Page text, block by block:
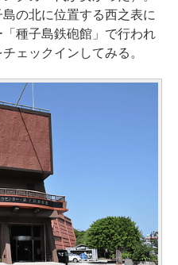
の北に位置する西之表に
種子島鉄砲館」で行われ
ェックインしてみる。